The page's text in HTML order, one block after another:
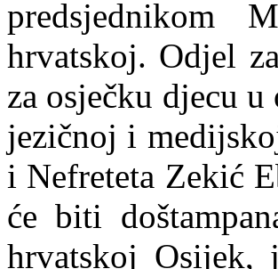
predsjednikom
hrvatskoj. Odjel
za osječku djecu
jezičnoj i
i Nefreteta Zekić
će biti
hrvatskoj Osijek,